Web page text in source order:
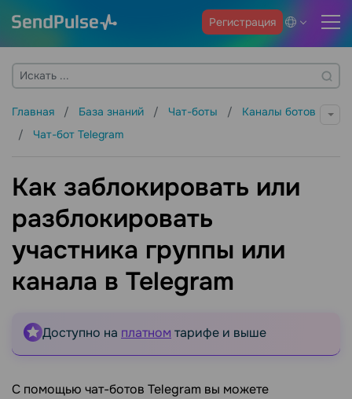
Регистрация
Главная База знаний Чат-боты
Каналы ботов
Чат-бот Telegram
Как заблокировать или
разблокировать
участника группы или
канала в Telegram
Доступно на платном тарифе и выше
С помощью чат-ботов Telegram вы можете